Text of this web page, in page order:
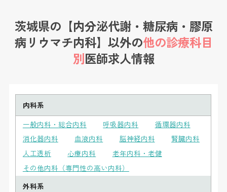
茨城県の【内分泌代謝・糖尿病・膠原
病リウマチ内科】以外の他の診療科目
別医師求人情報
内科系
一般内科・総合内科
呼吸器内科
循環器内科
消化器内科
血液内科 脳神経内科
腎臓内科
人工透析
心療内科
老年内科・老健
その他内科（専門性の高い内科）
外科系